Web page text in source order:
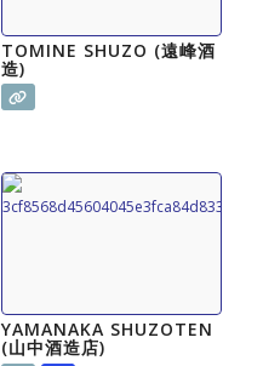
TOMINE SHUZO (遠峰酒
造)
YAMANAKA SHUZOTEN
(山中酒造店)